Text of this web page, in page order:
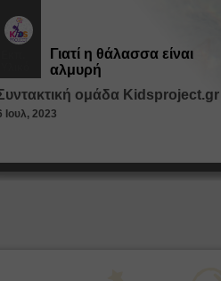
Γιατί η θάλασσα είναι
αλμυρή
ομάδα Kidsproject.gr
Ιουλ, 2023